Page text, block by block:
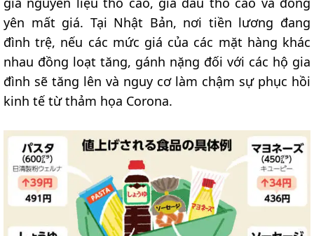
yên mất giá. Tại Nhật Bản, nơi tiền lương đang
đình trệ, nếu các mức giá của các mặt hàng khác
nhau đồng loạt tăng, gánh nặng đối với các hộ gia
đình sẽ tăng lên và nguy cơ làm chậm sự phục hồi
kinh tế từ thảm họa Corona.